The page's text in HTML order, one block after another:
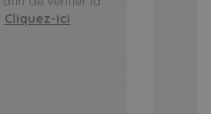
Cliquez-ici